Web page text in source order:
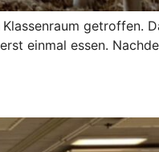
getroffen.
einmal essen.